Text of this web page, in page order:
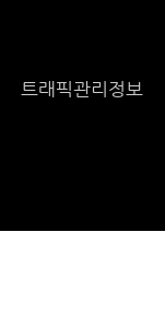
트래픽관리정보